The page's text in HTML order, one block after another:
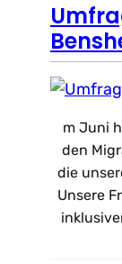
m Juni
den
die
Unsere